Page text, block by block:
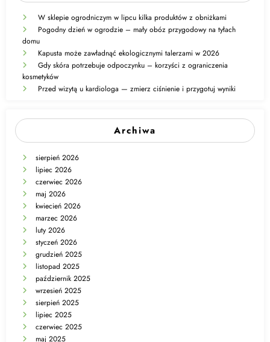
W sklepie ogrodniczym w lipcu kilka produktów z obniżkami
Pogodny dzień w ogrodzie – mały obóz przygodowy na tyłach
domu
Kapusta może zawładnąć ekologicznymi talerzami w 2026
Gdy skóra potrzebuje odpoczynku – korzyści z ograniczenia
kosmetyków
Przed wizytą u kardiologa — zmierz ciśnienie i przygotuj wyniki
Archiwa
sierpień 2026
lipiec 2026
czerwiec 2026
maj 2026
kwiecień 2026
marzec 2026
luty 2026
styczeń 2026
grudzień 2025
listopad 2025
październik 2025
wrzesień 2025
sierpień 2025
lipiec 2025
czerwiec 2025
maj 2025